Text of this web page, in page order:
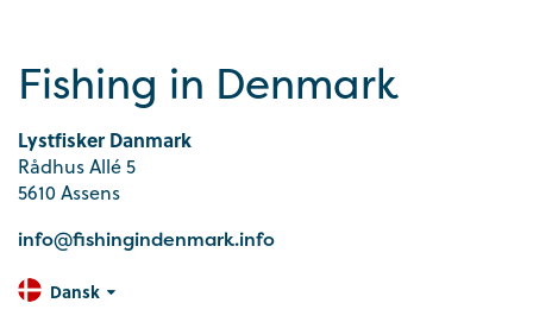
Fishing in Denmark
Lystfisker Danmark
Rådhus Allé 5
5610 Assens
info@fishingindenmark.info
Dansk